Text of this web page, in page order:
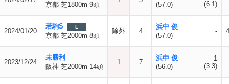
京都 芝1800m 9頭
(57.0)
(6.1)
2024/01/20
若駒S L
京都 芝2000m 8頭
除外 4
浜中 俊
(57.0)
-
2023/12/24
未勝利
阪神 芝2000m 14頭
1 7
浜中 俊
(56.0)
1
(3.3)